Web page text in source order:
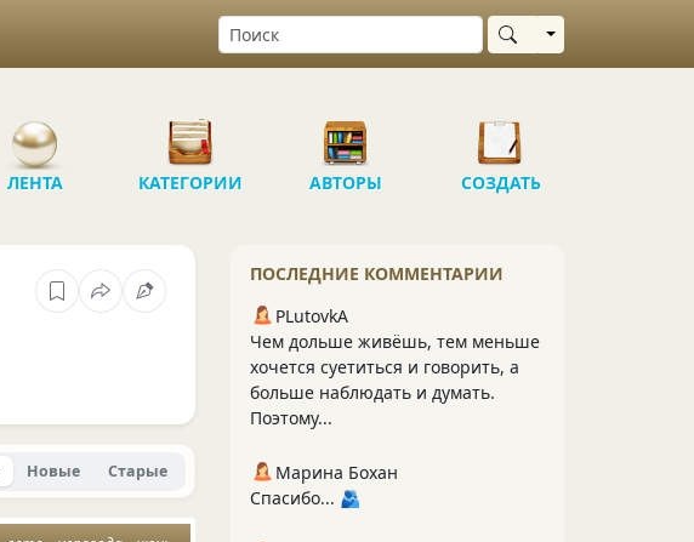
Выбрать область
ЛЕНТА КАТЕГОРИИ АВТОРЫ СОЗДАТЬ
Новые Старые
ПОСЛЕДНИЕ КОММЕНТАРИИ
PLutоvkА
Чем дольше живёшь, тем меньше
хочется суетиться и говорить, а
больше наблюдать и думать.
Поэтому...
Марина Бохан
Спасибо... 🫂